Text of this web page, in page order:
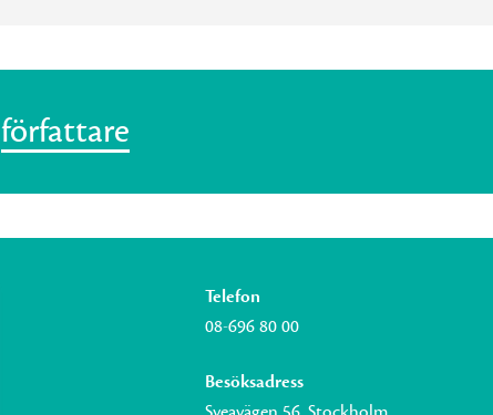
författare
Telefon
08-696 80 00
Besöksadress